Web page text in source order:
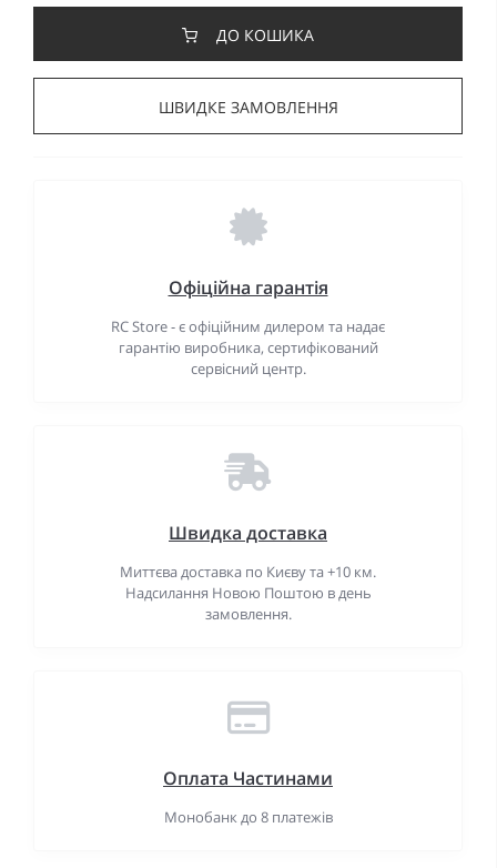
ДО КОШИКА
ШВИДКЕ ЗАМОВЛЕННЯ
Офіційна гарантія
RC Store - є офіційним дилером та надає
гарантію виробника, сертифікований
сервісний центр.
Швидка доставка
Миттєва доставка по Києву та +10 км.
Надсилання Новою Поштою в день
замовлення.
Оплата Частинами
Монобанк до 8 платежів